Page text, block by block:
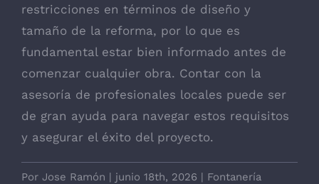
restricciones en términos de diseño y
tamaño de la reforma, por lo que es
fundamental estar bien informado antes de
comenzar cualquier obra. Contar con la
asesoría de profesionales locales puede ser
de gran ayuda para navegar estos requisitos
y asegurar el éxito del proyecto.
Por Jose Ramón | junio 18th, 2026 | Fontanería